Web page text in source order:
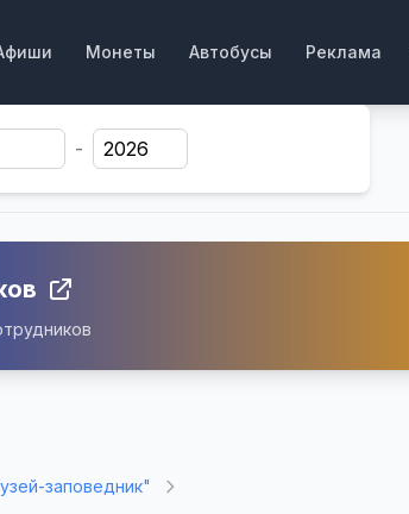
Монеты Автобусы Реклама
-
заповедник"